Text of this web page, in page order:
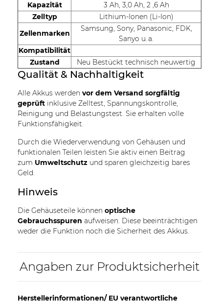
Kapazität
3 Ah, 3,0 Ah, 2 ,6 Ah
Zelltyp
Lithium-Ionen (Li-Ion)
Zellenmarken
Samsung, Sony, Panasonic, FDK,
Sanyo u. a.
Kompatibilität
Zustand
Neu Bestückt technisch neuwertig
Qualität & Nachhaltigkeit
Alle Akkus werden vor dem Versand sorgfältig
geprüft inklusive Zelltest, Spannungskontrolle,
Reinigung und Belastungstest. Sie erhalten volle
Funktionsfähigkeit.
Durch die Wiederverwendung von Gehäusen und
funktionalen Teilen leisten Sie aktiv einen Beitrag
zum Umweltschutz und sparen gleichzeitig bares
Geld.
Hinweis
Die Gehäuseteile können optische
Gebrauchsspuren aufweisen. Diese beeinträchtigen
weder die Funktion noch die Sicherheit des Akkus.
Angaben zur Produktsicherheit
Herstellerinformationen/ EU verantwortliche